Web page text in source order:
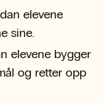
elevene
sine.
elevene bygger
og retter opp